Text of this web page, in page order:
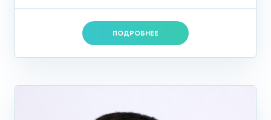
ПОДРОБНЕЕ